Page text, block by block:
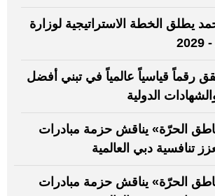
يطلق الخطة الاستراتيجية لوزارة
رقماً قياسياً عالمياً في تبني أفضل
الدولية
الحرّة» يناقش حزمة مبادرات
تنافسية دبي العالمية
الحرّة» يناقش حزمة مبادرات